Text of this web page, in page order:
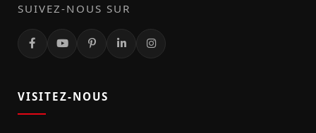
SUIVEZ-NOUS SUR
VISITEZ-NOUS